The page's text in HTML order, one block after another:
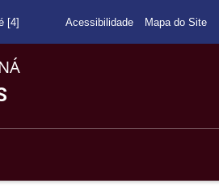
[4] Acessibilidade Mapa do Site